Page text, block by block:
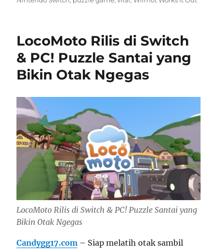
LocoMoto Rilis di Switch
& PC! Puzzle Santai yang
Bikin Otak Ngegas
LocoMoto Rilis di Switch & PC! Puzzle Santai yang
Bikin Otak Ngegas
Candygg17.com – Siap melatih otak sambil